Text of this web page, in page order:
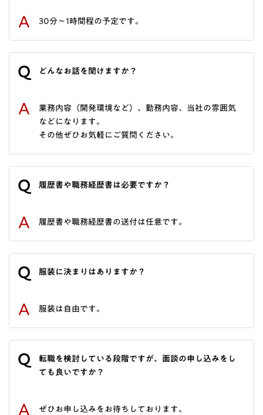
A 30分～1時間程の予定です。
Q どんなお話を聞けますか？
A
業務内容（開発環境など）、勤務内容、当社の雰囲気
などになります。
その他ぜひお気軽にご質問ください。
Q 履歴書や職務経歴書は必要ですか？
A 履歴書や職務経歴書の送付は任意です。
Q 服装に決まりはありますか？
A 服装は自由です。
Q
転職を検討している段階ですが、面談の申し込みをし
ても良いですか？
A ぜひお申し込みをお待ちしております。